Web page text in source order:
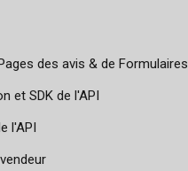
des avis & de Formulaires
et SDK de l'API
l'API